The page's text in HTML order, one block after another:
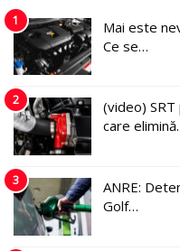
1
Mai este
Ce se…
2
(video)
care
3
ANRE:
Golf…